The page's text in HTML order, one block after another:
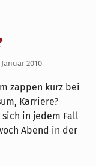
2010
zappen kurz bei
Karriere?
sich in jedem Fall
Abend in der